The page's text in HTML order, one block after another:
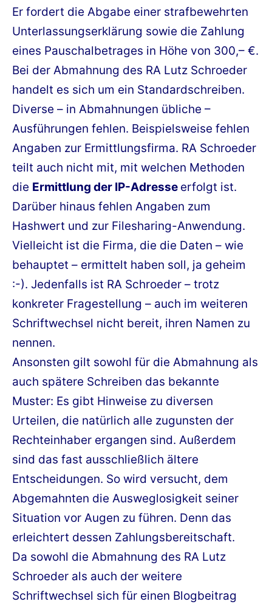
Er fordert die Abgabe einer strafbewehrten
Unterlassungserklärung sowie die Zahlung
eines Pauschalbetrages in Höhe von 300,– €.
Bei der Abmahnung des RA Lutz Schroeder
handelt es sich um ein Standardschreiben.
Diverse – in Abmahnungen übliche –
Ausführungen fehlen. Beispielsweise fehlen
Angaben zur Ermittlungsfirma. RA Schroeder
teilt auch nicht mit, mit welchen Methoden
die Ermittlung der IP-Adresse erfolgt ist.
Darüber hinaus fehlen Angaben zum
Hashwert und zur Filesharing-Anwendung.
Vielleicht ist die Firma, die die Daten – wie
behauptet – ermittelt haben soll, ja geheim
:-). Jedenfalls ist RA Schroeder – trotz
konkreter Fragestellung – auch im weiteren
Schriftwechsel nicht bereit, ihren Namen zu
nennen.
Ansonsten gilt sowohl für die Abmahnung als
auch spätere Schreiben das bekannte
Muster: Es gibt Hinweise zu diversen
Urteilen, die natürlich alle zugunsten der
Rechteinhaber ergangen sind. Außerdem
sind das fast ausschließlich ältere
Entscheidungen. So wird versucht, dem
Abgemahnten die Ausweglosigkeit seiner
Situation vor Augen zu führen. Denn das
erleichtert dessen Zahlungsbereitschaft.
Da sowohl die Abmahnung des RA Lutz
Schroeder als auch der weitere
Schriftwechsel sich für einen Blogbeitrag